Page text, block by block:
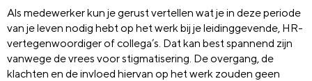
Als medewerker kun je gerust vertellen wat je in deze periode
van je leven nodig hebt op het werk bij je leidinggevende, HR-
vertegenwoordiger of collega’s. Dat kan best spannend zijn
vanwege de vrees voor stigmatisering. De overgang, de
klachten en de invloed hiervan op het werk zouden geen